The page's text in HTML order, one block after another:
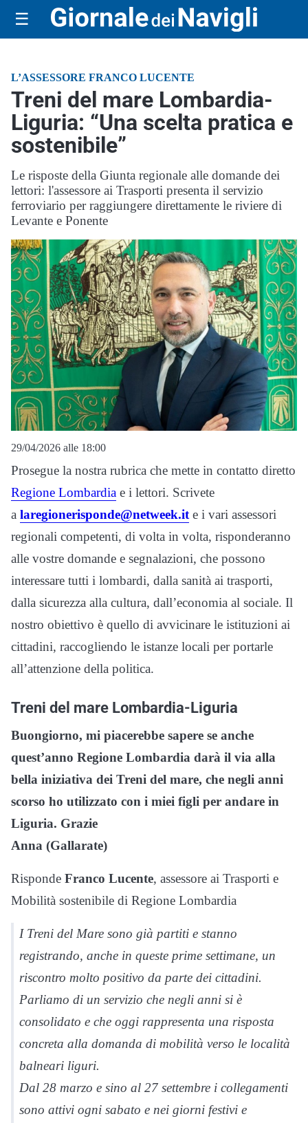
☰
L’ASSESSORE FRANCO LUCENTE
Treni del mare Lombardia-
Liguria: “Una scelta pratica e
sostenibile”
Le risposte della Giunta regionale alle domande dei
lettori: l'assessore ai Trasporti presenta il servizio
ferroviario per raggiungere direttamente le riviere di
Levante e Ponente
29/04/2026 alle 18:00
Prosegue la nostra rubrica che mette in contatto diretto
Regione Lombardia e i lettori. Scrivete
a laregionerisponde@netweek.it e i vari assessori
regionali competenti, di volta in volta, risponderanno
alle vostre domande e segnalazioni, che possono
interessare tutti i lombardi, dalla sanità ai trasporti,
dalla sicurezza alla cultura, dall’economia al sociale. Il
nostro obiettivo è quello di avvicinare le istituzioni ai
cittadini, raccogliendo le istanze locali per portarle
all’attenzione della politica.
Treni del mare Lombardia-Liguria
Buongiorno, mi piacerebbe sapere se anche
quest’anno Regione Lombardia darà il via alla
bella iniziativa dei Treni del mare, che negli anni
scorso ho utilizzato con i miei figli per andare in
Liguria. Grazie
Anna (Gallarate)
Risponde Franco Lucente, assessore ai Trasporti e
Mobilità sostenibile di Regione Lombardia
I Treni del Mare sono già partiti e stanno
registrando, anche in queste prime settimane, un
riscontro molto positivo da parte dei cittadini.
Parliamo di un servizio che negli anni si è
consolidato e che oggi rappresenta una risposta
concreta alla domanda di mobilità verso le località
balneari liguri.
Dal 28 marzo e sino al 27 settembre i collegamenti
sono attivi ogni sabato e nei giorni festivi e